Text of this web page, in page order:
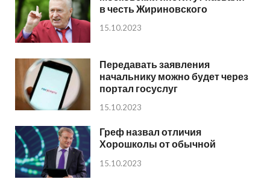
в честь Жириновского
15.10.2023
Передавать заявления
начальнику можно будет через
портал госуслуг
15.10.2023
Греф назвал отличия
Хорошколы от обычной
15.10.2023